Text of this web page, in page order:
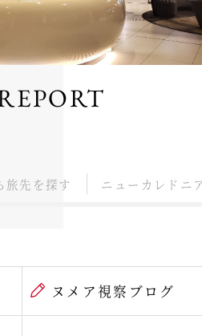
旅先を探す ニューカレドニ
ヌメア視察ブログ